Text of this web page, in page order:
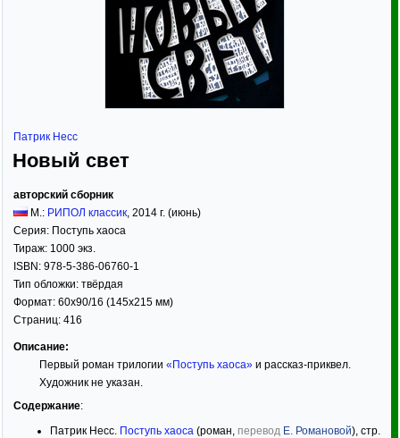
Патрик Несс
Новый свет
авторский сборник
М.: РИПОЛ классик, 2014 г. (июнь)
Серия: Поступь хаоса
Тираж: 1000 экз.
ISBN: 978-5-386-06760-1
Тип обложки: твёрдая
Формат: 60x90/16 (145x215 мм)
Страниц: 416
Описание:
Первый роман трилогии «Поступь хаоса»и рассказ-приквел.
Художник не указан.
Содержание:
Патрик Несс. Поступь хаоса (роман, перевод Е. Романовой), стр.